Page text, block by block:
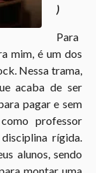
)
Para
mim, é um dos
Nessa trama,
acaba de ser
pagar e sem
professor
rígida.
alunos, sendo